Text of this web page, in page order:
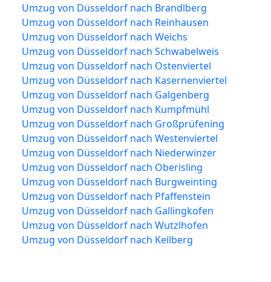
Umzug von Düsseldorf nach Brandlberg
Umzug von Düsseldorf nach Reinhausen
Umzug von Düsseldorf nach Weichs
Umzug von Düsseldorf nach Schwabelweis
Umzug von Düsseldorf nach Ostenviertel
Umzug von Düsseldorf nach Kasernenviertel
Umzug von Düsseldorf nach Galgenberg
Umzug von Düsseldorf nach Kumpfmühl
Umzug von Düsseldorf nach Großprüfening
Umzug von Düsseldorf nach Westenviertel
Umzug von Düsseldorf nach Niederwinzer
Umzug von Düsseldorf nach Oberisling
Umzug von Düsseldorf nach Burgweinting
Umzug von Düsseldorf nach Pfaffenstein
Umzug von Düsseldorf nach Gallingkofen
Umzug von Düsseldorf nach Wutzlhofen
Umzug von Düsseldorf nach Keilberg